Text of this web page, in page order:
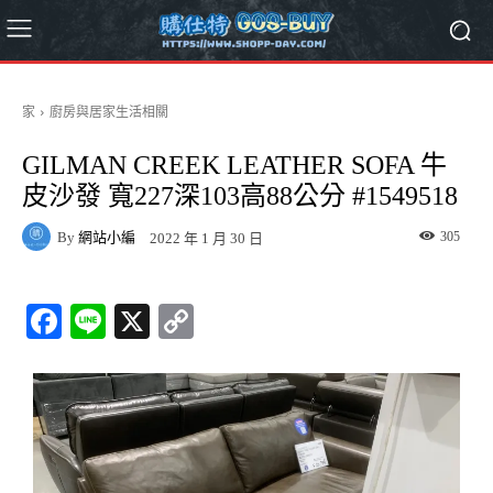
家 廚房與居家生活相關
GILMAN CREEK LEATHER SOFA 牛
皮沙發 寬227深103高88公分 #1549518
By 網站小編 2022 年 1 月 30 日 305
Fa
bo
ok
Li
X
y
Li
nk